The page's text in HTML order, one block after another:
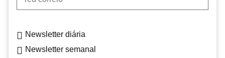
Newsletter diária
Newsletter semanal